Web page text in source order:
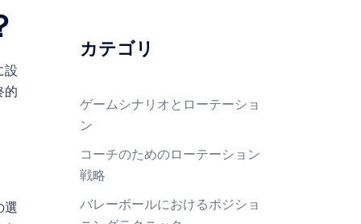
設
的
選
カテゴリ
ゲームシナリオとローテーショ
ン
コーチのためのローテーション
戦略
バレーボールにおけるポジショ